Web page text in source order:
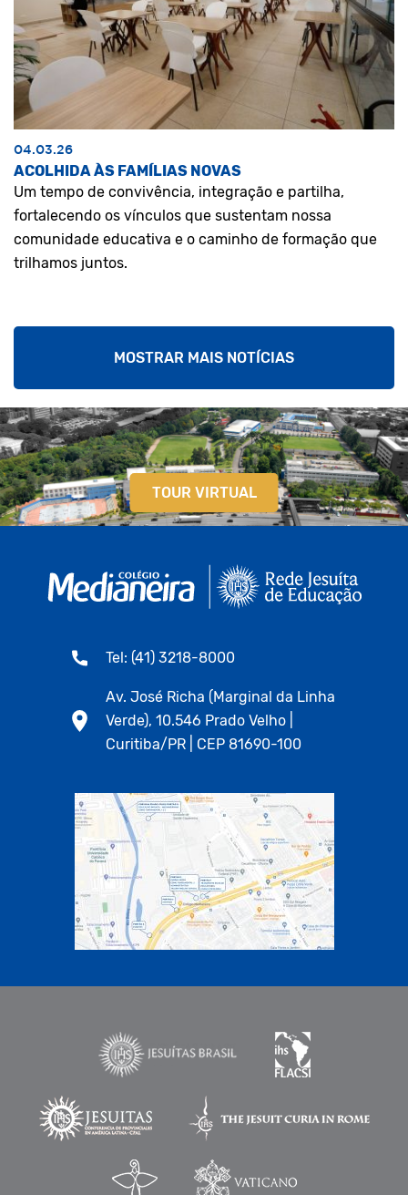
04.03.26
ACOLHIDA ÀS FAMÍLIAS NOVAS
Um tempo de convivência, integração e partilha,
fortalecendo os vínculos que sustentam nossa
comunidade educativa e o caminho de formação que
trilhamos juntos.
MOSTRAR MAIS NOTÍCIAS
TOUR VIRTUAL
Tel: (41) 3218-8000
Av. José Richa (Marginal da Linha
Verde), 10.546 Prado Velho |
Curitiba/PR | CEP 81690-100